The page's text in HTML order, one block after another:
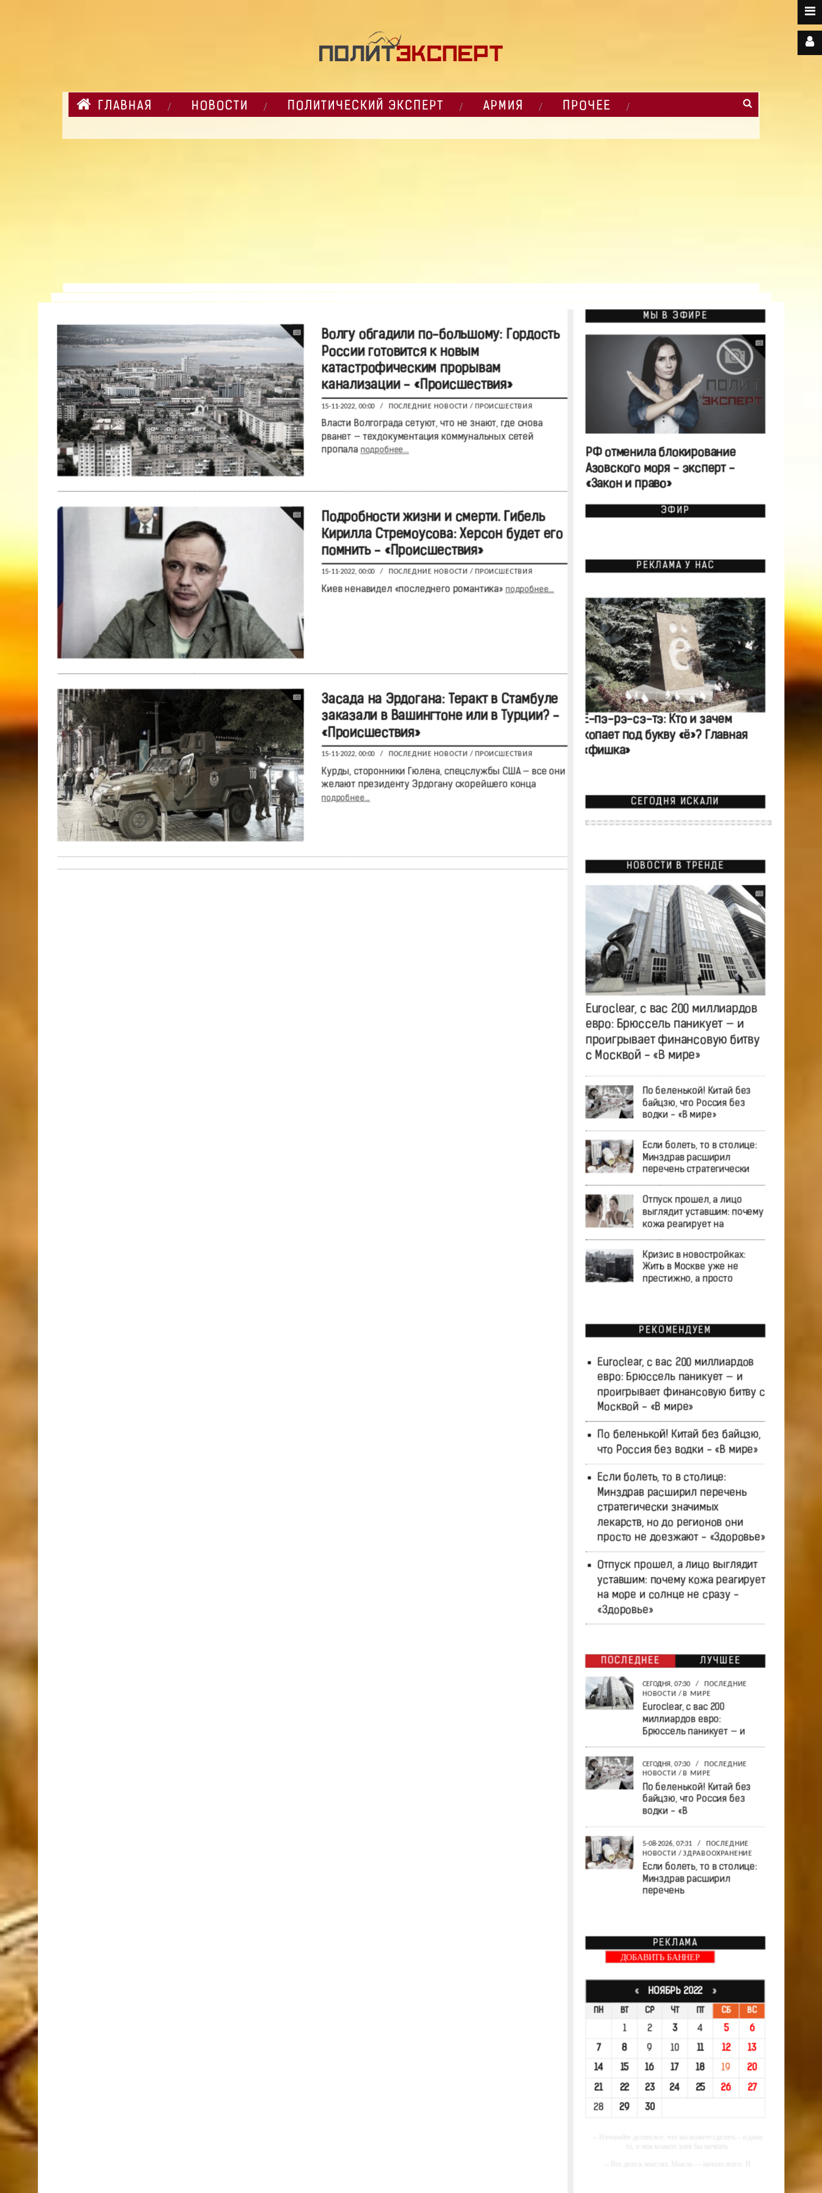
ГЛАВНАЯ НОВОСТИ ПОЛИТИЧЕСКИЙ ЭКСПЕРТ АРМИЯ ПРОЧЕЕ
Волгу обгадили по-большому: Гордость
России готовится к новым
катастрофическим прорывам
канализации - «Происшествия»
15-11-2022, 00:00 / ПОСЛЕДНИЕ НОВОСТИ / ПРОИСШЕСТВИЯ
Власти Волгограда сетуют, что не знают, где снова
рванет — техдокументация коммунальных сетей
пропала подробнее...
Подробности жизни и смерти. Гибель
Кирилла Стремоусова: Херсон будет его
помнить - «Происшествия»
15-11-2022, 00:00 / ПОСЛЕДНИЕ НОВОСТИ / ПРОИСШЕСТВИЯ
Киев ненавидел «последнего романтика» подробнее...
Засада на Эрдогана: Теракт в Стамбуле
заказали в Вашингтоне или в Турции? -
«Происшествия»
15-11-2022, 00:00 / ПОСЛЕДНИЕ НОВОСТИ / ПРОИСШЕСТВИЯ
Курды, сторонники Гюлена, спецслужбы США — все они
желают президенту Эрдогану скорейшего конца
подробнее...
МЫ В ЭФИРЕ
РФ отменила блокирование
Азовского моря - эксперт -
«Закон и право»
ЭФИР
РЕКЛАМА У НАС
Ё-пэ-рэ-сэ-тэ: Кто и зачем
копает под букву «ё»? Главная
«фишка»
СЕГОДНЯ ИСКАЛИ
НОВОСТИ В ТРЕНДЕ
Euroclear, с вас 200 миллиардов
евро: Брюссель паникует — и
проигрывает финансовую битву
с Москвой - «В мире»
По беленькой! Китай без
байцзю, что Россия без
водки - «В мире»
Если болеть, то в столице:
Минздрав расширил
перечень стратегически
Отпуск прошел, а лицо
выглядит уставшим: почему
кожа реагирует на
Кризис в новостройках:
Жить в Москве уже не
престижно, а просто
РЕКОМЕНДУЕМ
Euroclear, с вас 200 миллиардов
евро: Брюссель паникует — и
проигрывает финансовую битву с
Москвой - «В мире»
По беленькой! Китай без байцзю,
что Россия без водки - «В мире»
Если болеть, то в столице:
Минздрав расширил перечень
стратегически значимых
лекарств, но до регионов они
просто не доезжают - «Здоровье»
Отпуск прошел, а лицо выглядит
уставшим: почему кожа реагирует
на море и солнце не сразу -
«Здоровье»
ПОСЛЕДНЕЕ ЛУЧШЕЕ
СЕГОДНЯ, 07:30 /
ПОСЛЕДНИЕ
НОВОСТИ / В МИРЕ
Euroclear, с вас 200
миллиардов евро:
Брюссель паникует — и
СЕГОДНЯ, 07:30 /
ПОСЛЕДНИЕ
НОВОСТИ / В МИРЕ
По беленькой! Китай без
байцзю, что Россия без
водки - «В
5-08-2026, 07:31 /
ПОСЛЕДНИЕ
НОВОСТИ /ЗДРАВООХРАНЕНИЕ
Если болеть, то в столице:
Минздрав расширил
перечень
РЕКЛАМА
ДОБАВИТЬ БАННЕР
«НОЯБРЬ 2022 »
ПН ВТ СР ЧТ ПТ СБ ВС
1 2 3 4 5 6
7 8 9 10 11 12 13
14 15 16 17 18 19 20
21 22 23 24 25 26 27
28 29 30
то, о чем можете хотя бы мечтать.